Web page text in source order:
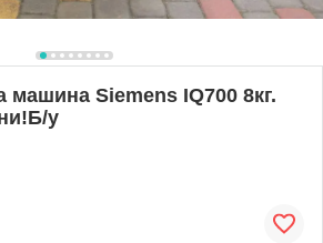
машина Siemens IQ700 8кг.
у